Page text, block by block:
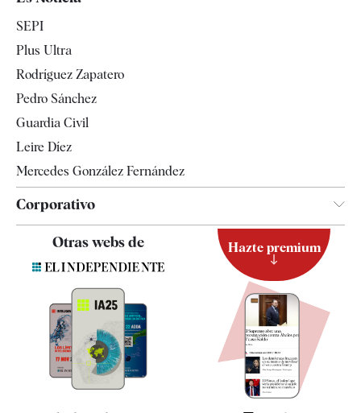
Televisión
SEPI
Plus Ultra
Rodríguez Zapatero
Pedro Sánchez
Guardia Civil
Leire Díez
Mercedes González Fernández
Corporativo
Contacto
Quiénes somos
Especificaciones
Otras webs de Hazte premium